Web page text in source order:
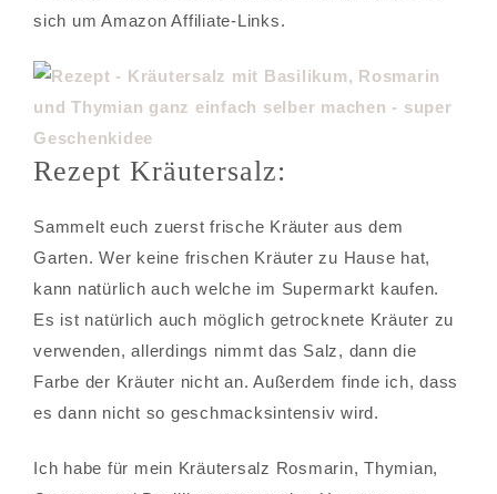
sich um Amazon Affiliate-Links.
Rezept Kräutersalz:
Sammelt euch zuerst frische Kräuter aus dem
Garten. Wer keine frischen Kräuter zu Hause hat,
kann natürlich auch welche im Supermarkt kaufen.
Es ist natürlich auch möglich getrocknete Kräuter zu
verwenden, allerdings nimmt das Salz, dann die
Farbe der Kräuter nicht an. Außerdem finde ich, dass
es dann nicht so geschmacksintensiv wird.
Ich habe für mein Kräutersalz Rosmarin, Thymian,